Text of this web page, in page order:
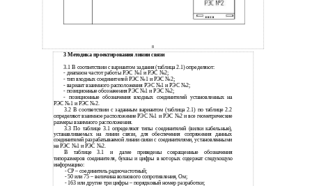
8
3 Методика проектирования линии связи
3.1 В соответствии с вариантом задания (таблица 2.1) определяют:
- диапазон частот работы РЭС №1 и РЭС №2;
- тип входных соединителей РЭС №1 и РЭС №2;
- вариант взаимного расположения РЭС №1 и РЭС №2;
- позиционные обозначения РЭС №1 и РЭС №2;
-
позиционные обозначения входных соединителей установленных на
РЭС №1 и РЭС №2.
3.2 В соответствии с заданным вариантом (таблица 2.1) по таблице 2.2
определяют взаимное расположение РЭС №1 и РЭС №2 и все геометрические
размеры взаимного расположения.
3.3 По таблице 3.1 определяют типы соединителей (вилки кабельные),
устанавливаемых на линии связи, для обеспечения сопряжения данных
соединителей разрабатываемой линии связи с соединителями, установленными
на РЭС №1 и РЭС №2.
В таблице 3.1 и далее приведены сокращенные обозначения
типоразмеров соединителя, буквы и цифры в которых содержат следующую
информацию:
- СР – соединитель радиочастотный;
- 50 или 75 – величина волнового сопротивления, Ом;
- 163 или другие три цифры – порядковый номер разработки;